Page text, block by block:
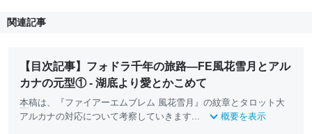
関連記事
【目次記事】フォドラ千年の旅路―FE風花雪月とアル
カナの元型① - 湖底より愛とかこめて
本稿は、『ファイアーエムブレム 風花雪月』の紋章とタロット大
アルカナの対応について考察していきます...
概要を表示